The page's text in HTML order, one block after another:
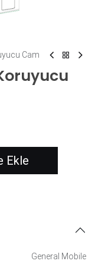
Cam
Ekle
General Mobile